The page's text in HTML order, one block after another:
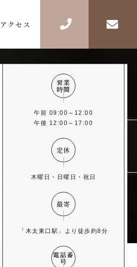
アクセス
営業
時間
午前 09:00～12:00
午後 12:00～17:00
定休
木曜日・日曜日・祝日
最寄
「木太東口駅」より徒歩約8分
電話番
号